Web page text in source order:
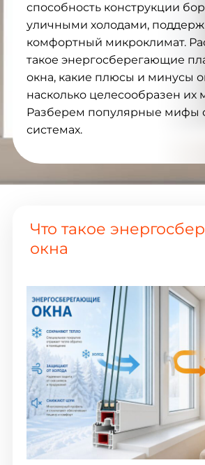
способность конструкции
уличными холодами,
комфортный микроклимат.
такое энергосберегающие
окна, какие плюсы и минусы
насколько целесообразен их
Разберем популярные мифы
системах.
Что такое
окна